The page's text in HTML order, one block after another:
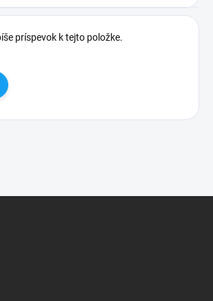
príspevok k tejto položke.